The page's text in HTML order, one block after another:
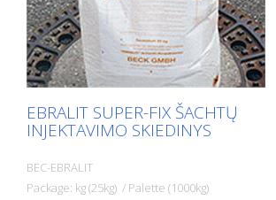
EBRALIT SUPER-FIX ŠACHTŲ
INJEKTAVIMO SKIEDINYS
BEC-EBRALIT
Package: kg (25kg) / Palette (1000kg)